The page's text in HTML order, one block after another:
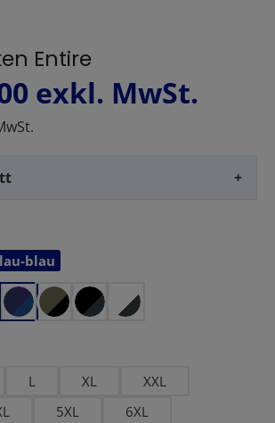
Entire
exkl. MwSt.
+
blau
L XL
XXL
5XL 6XL